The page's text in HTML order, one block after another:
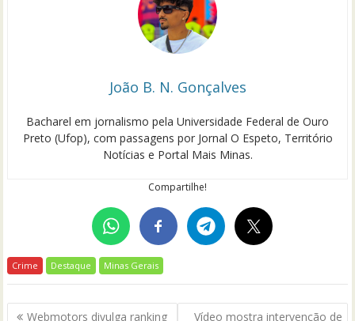
João B. N. Gonçalves
Bacharel em jornalismo pela Universidade Federal de Ouro
Preto (Ufop), com passagens por Jornal O Espeto, Território
Notícias e Portal Mais Minas.
Compartilhe!
Crime Destaque Minas Gerais
Navegação
Webmotors divulga ranking
Vídeo mostra intervenção de